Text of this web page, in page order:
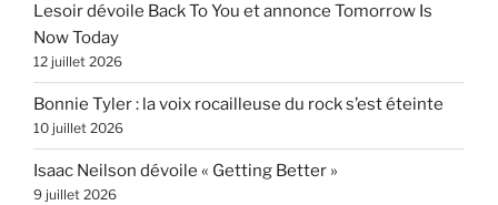
Lesoir dévoile Back To You et annonce Tomorrow Is
Now Today
12 juillet 2026
Bonnie Tyler : la voix rocailleuse du rock s’est éteinte
10 juillet 2026
Isaac Neilson dévoile « Getting Better »
9 juillet 2026